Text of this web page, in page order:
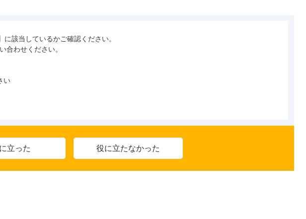
該当しているかご確認ください。
合わせください。
い
立った 役に立たなかった